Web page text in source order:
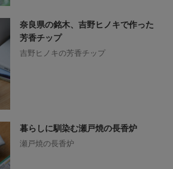
奈良県の銘木、吉野ヒノキで作った
芳香チップ
吉野ヒノキの芳香チップ
暮らしに馴染む瀬戸焼の長香炉
瀬戸焼の長香炉